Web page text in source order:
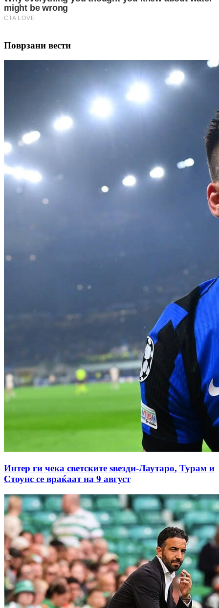
Поврзани вести
Интер ги чека светските ѕвезди-Лаутаро, Турам и
Стоунс се враќаат на 9 август